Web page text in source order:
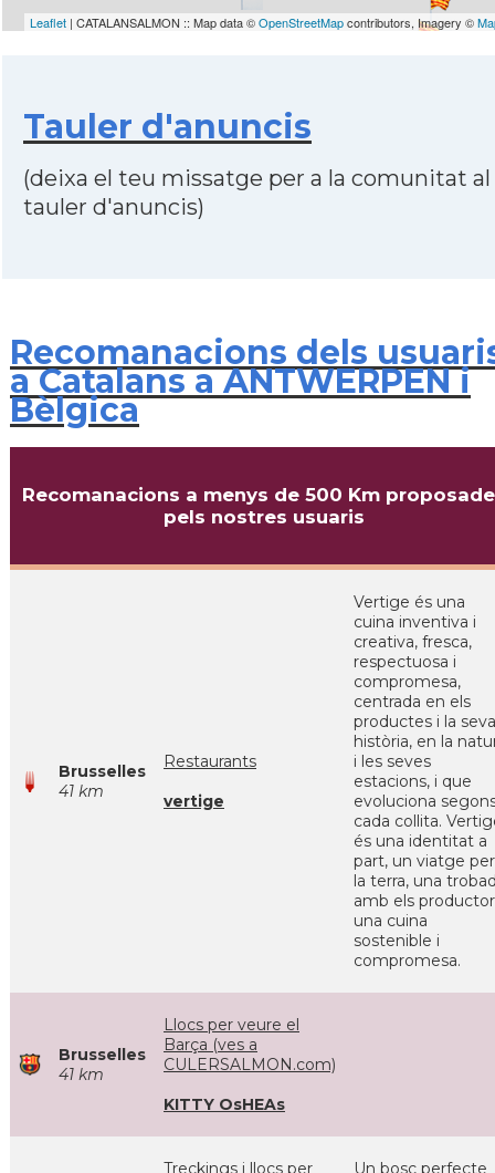
Leaflet | CATALANSALMON :: Map data ©OpenStreetMapcontributors, Imagery ©
Tauler d'anuncis
(deixa el teu missatge per a la comunitat al
tauler d'anuncis)
Recomanacions dels
a Catalans a ANTWERPEN i
Bèlgica
Recomanacions a menys de 500 Km
pels nostres usuaris
Brusselles
41 km
Restaurants
vertige
Vertige és una
cuina inventiva i
creativa, fresca,
respectuosa i
compromesa,
centrada en els
productes i la seva
història, en la
i les seves
estacions, i que
evoluciona
cada collita.
és una identitat a
part, un viatge per
la terra, una
amb els
una cuina
sostenible i
compromesa.
Brusselles
41 km
Llocs per veure el
Barça (ves a
CULERSALMON.com)
KITTY OsHEAs
Treckings i llocs per
Un bosc perfecte